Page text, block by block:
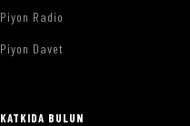
Piyon Radio
Piyon Davet
KATKIDA BULUN